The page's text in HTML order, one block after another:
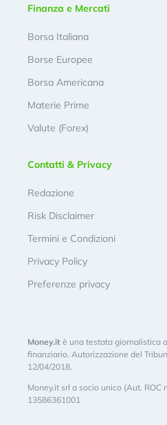
Finanza e Mercati
Borsa Italiana
Borse Europee
Borsa Americana
Materie Prime
Valute (Forex)
Contatti & Privacy
Redazione
Risk Disclaimer
Termini e Condizioni
Privacy Policy
Preferenze privacy
Money.it è una testata giornalistica
finanziario. Autorizzazione del
12/04/2018.
Money.it srl a socio unico (Aut. ROC
13586361001